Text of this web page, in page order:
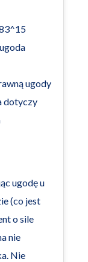
ugody
dotyczy
ugodę u
(co jest
o sile
nie
Nie